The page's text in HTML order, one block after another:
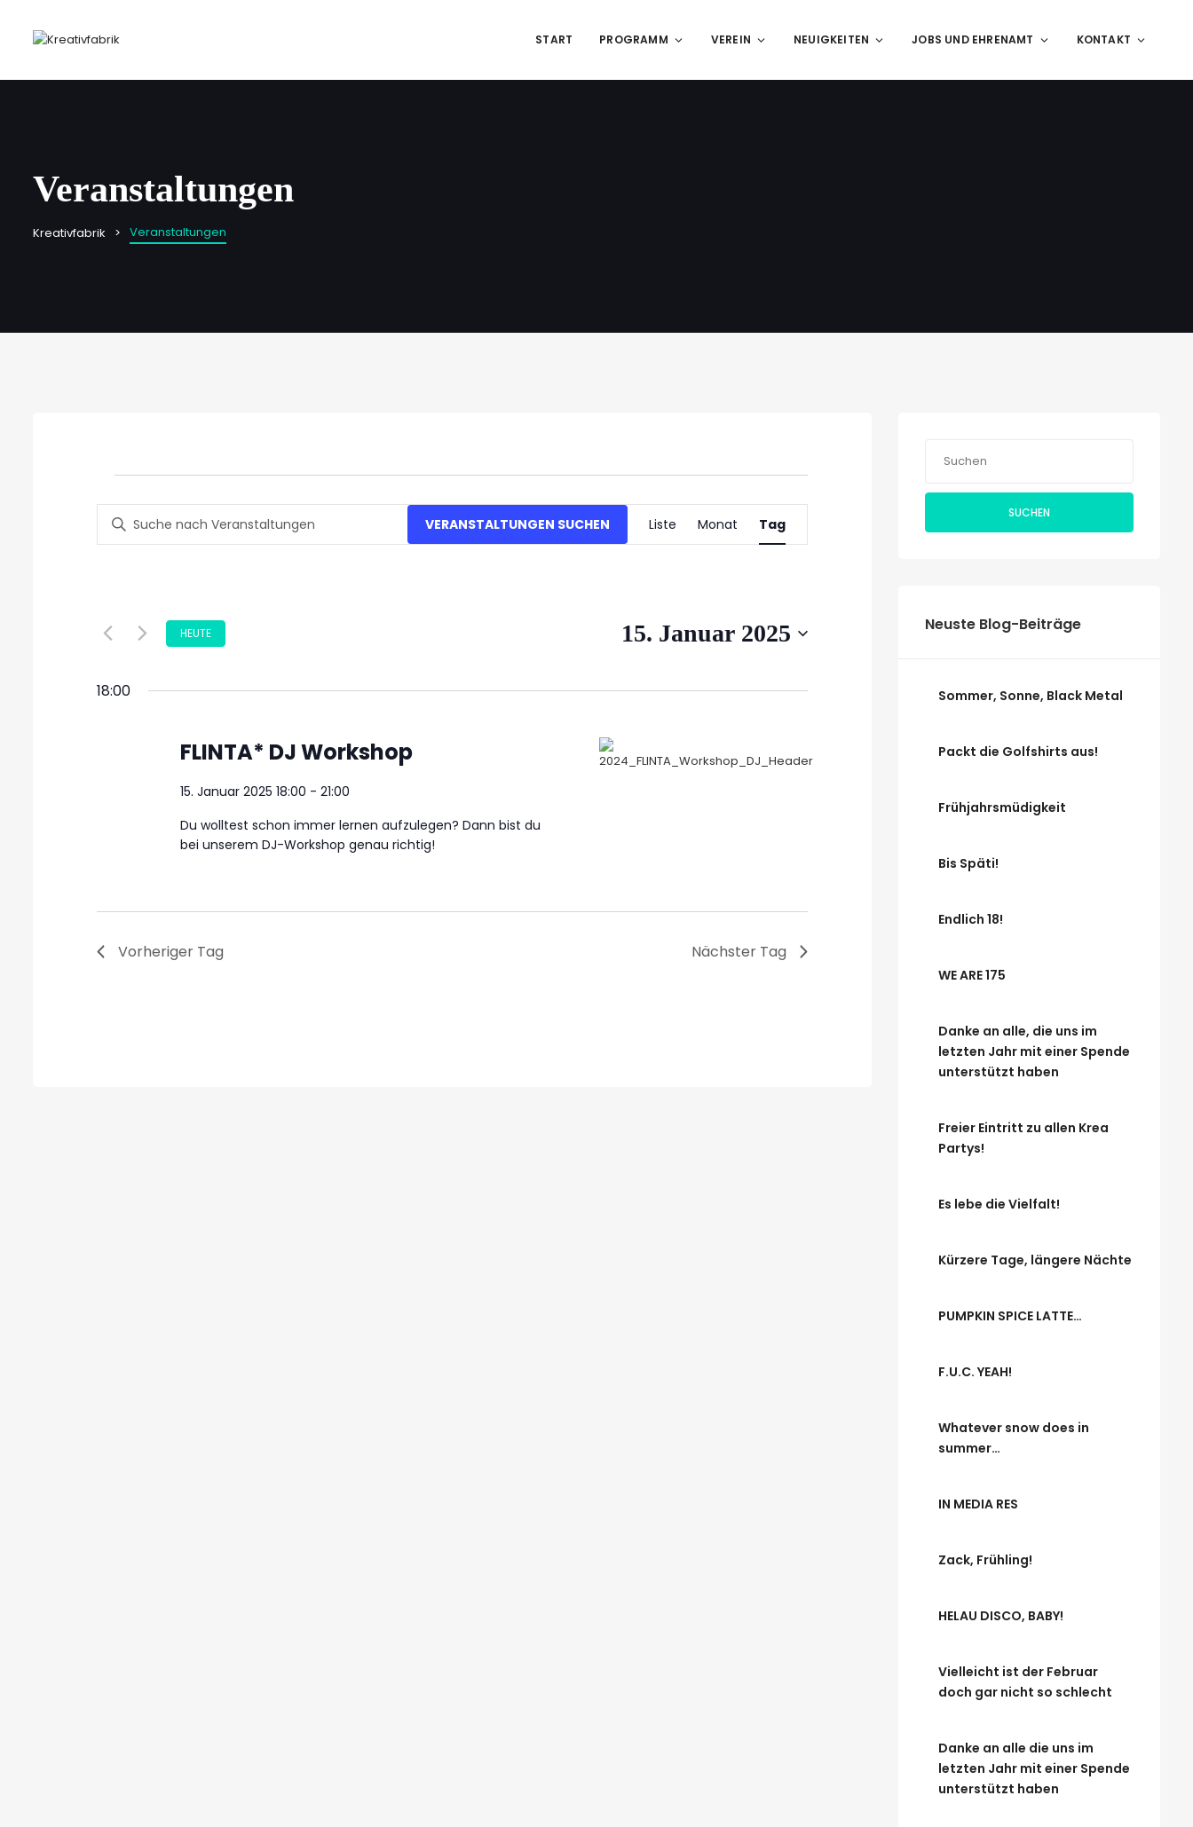
START PROGRAMM VEREIN NEUIGKEITEN JOBS UND EHRENAMT KONTAKT
Veranstaltungen
Kreativfabrik Veranstaltungen
Veranstaltungen
für
Januar
2025
Veranstaltungen
Suche
Ansichten,
Navigation
Bitte
Schlüsselwort
Veranstaltungen
Schlüsselwort.
VERANSTALTUNGEN SUCHEN Veranstaltung
Ansichten-
Liste Monat Tag
HEUTE 15. Januar 2025
18:00
FLINTA* DJ Workshop
15. Januar 2025 18:00 -21:00
Du wolltest schon immer lernen aufzulegen? Dann bist du
bei unserem DJ-Workshop genau richtig!
Vorheriger Tag Nächster Tag
SUCHEN
Neuste Blog-Beiträge
Sommer, Sonne, Black Metal
Packt die Golfshirts aus!
Frühjahrsmüdigkeit
Bis Späti!
Endlich 18!
WE ARE 175
Danke an alle, die uns im
letzten Jahr mit einer Spende
unterstützt haben
Freier Eintritt zu allen Krea
Partys!
Es lebe die Vielfalt!
Kürzere Tage, längere Nächte
PUMPKIN SPICE LATTE…
F.U.C. YEAH!
Whatever snow does in
summer…
IN MEDIA RES
Zack, Frühling!
HELAU DISCO, BABY!
Vielleicht ist der Februar
doch gar nicht so schlecht
Danke an alle die uns im
letzten Jahr mit einer Spende
unterstützt haben